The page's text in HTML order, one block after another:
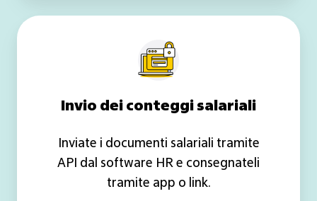
Invio dei conteggi salariali
Inviate i documenti salariali tramite
API dal software HR e consegnateli
tramite app o link.
dei
conteggi